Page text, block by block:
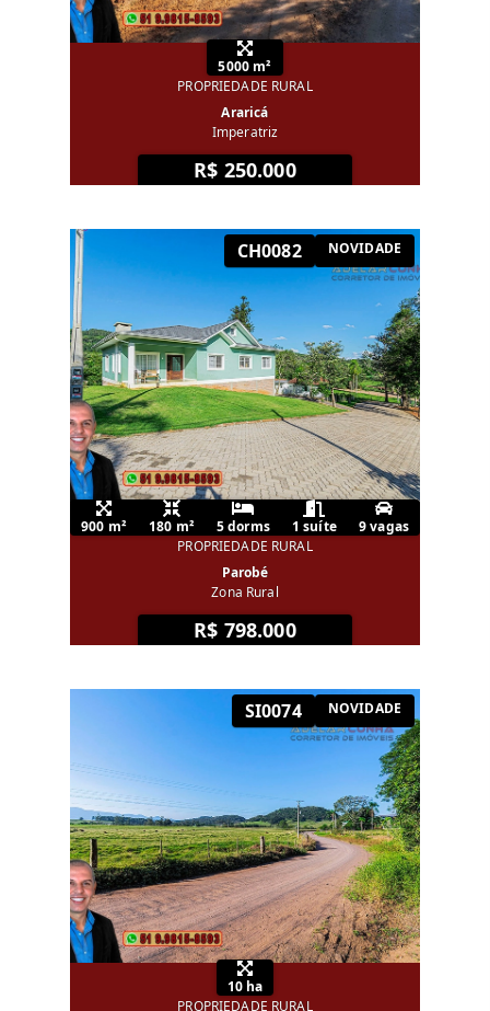
5000 m²
PROPRIEDADE RURAL
Araricá
Imperatriz
R$ 250.000
CH0082 NOVIDADE
900 m² 180 m² 5 dorms 1 suíte
9 vagas
PROPRIEDADE RURAL
Parobé
Zona Rural
R$ 798.000
SI0074 NOVIDADE
10 ha
PROPRIEDADE RURAL